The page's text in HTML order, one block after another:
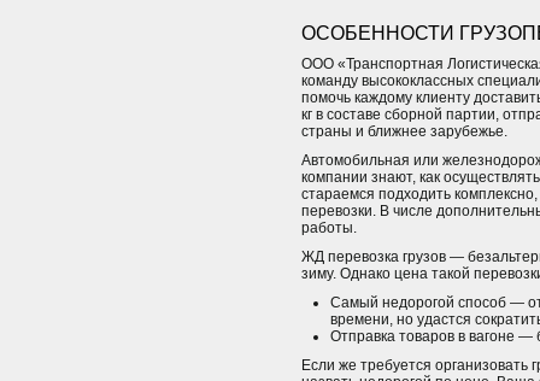
ОСОБЕННОСТИ
ООО «Транспортная
команду высококлассных
помочь каждому клиенту
кг в составе сборной партии,
страны и ближнее зарубежье.
Автомобильная или
компании знают, как
стараемся подходить
перевозки. В числе
работы.
ЖД перевозка грузов —
зиму. Однако цена такой
Самый недорогой способ —
времени, но удастся
Отправка товаров в вагоне
Если же требуется организовать